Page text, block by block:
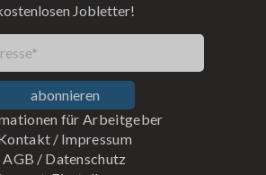
für Arbeitgeber
/ Impressum
AGB / Datenschutz
Jobletter!
abonnieren